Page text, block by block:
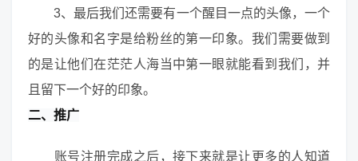
3、最后我们还需要有一个醒目一点的头像，一个
好的头像和名字是给粉丝的第一印象。我们需要做到
的是让他们在茫茫人海当中第一眼就能看到我们，并
且留下一个好的印象。
二、推广
账号注册完成之后，接下来就是让更多的人知道